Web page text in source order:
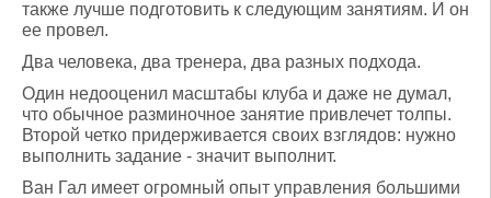
также лучше подготовить к следующим занятиям. И он
ее провел.
Два человека, два тренера, два разных подхода.
Один недооценил масштабы клуба и даже не думал,
что обычное разминочное занятие привлечет толпы.
Второй четко придерживается своих взглядов: нужно
выполнить задание - значит выполнит.
Ван Гал имеет огромный опыт управления большими